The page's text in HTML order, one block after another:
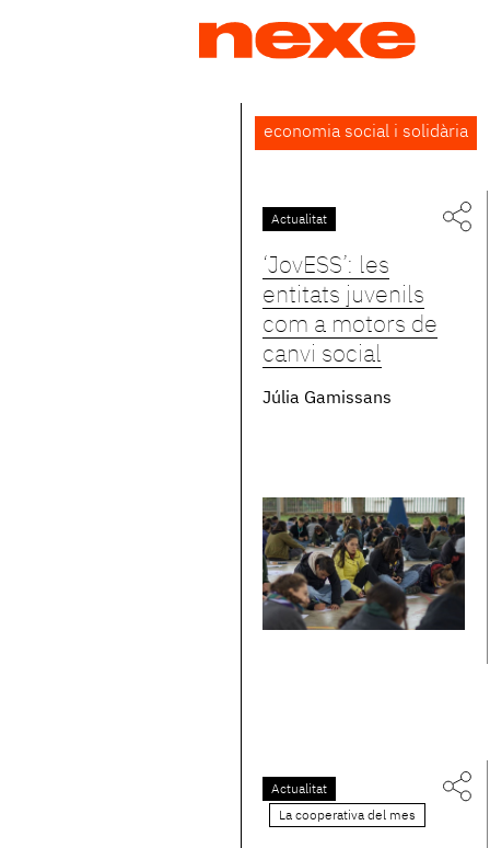
Back
to
economia social i solidària
Actualitat
‘JovESS’: les
entitats juvenils
com a motors de
canvi social
Júlia Gamissans
Actualitat
La cooperativa del mes
Pàgines